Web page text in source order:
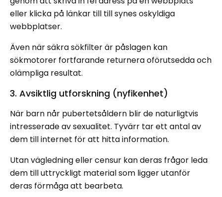
eller klicka på länkar till till synes oskyldiga
webbplatser.
Även när säkra sökfilter är påslagen kan
sökmotorer fortfarande returnera oförutsedda och
olämpliga resultat.
3. Avsiktlig utforskning (nyfikenhet)
När barn når pubertetsåldern blir de naturligtvis
intresserade av sexualitet. Tyvärr tar ett antal av
dem till internet för att hitta information.
Utan vägledning eller censur kan deras frågor leda
dem till uttryckligt material som ligger utanför
deras förmåga att bearbeta.